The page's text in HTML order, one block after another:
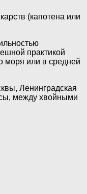
(капотена или
практикой
моря или в средней
Ленинградская
между хвойными